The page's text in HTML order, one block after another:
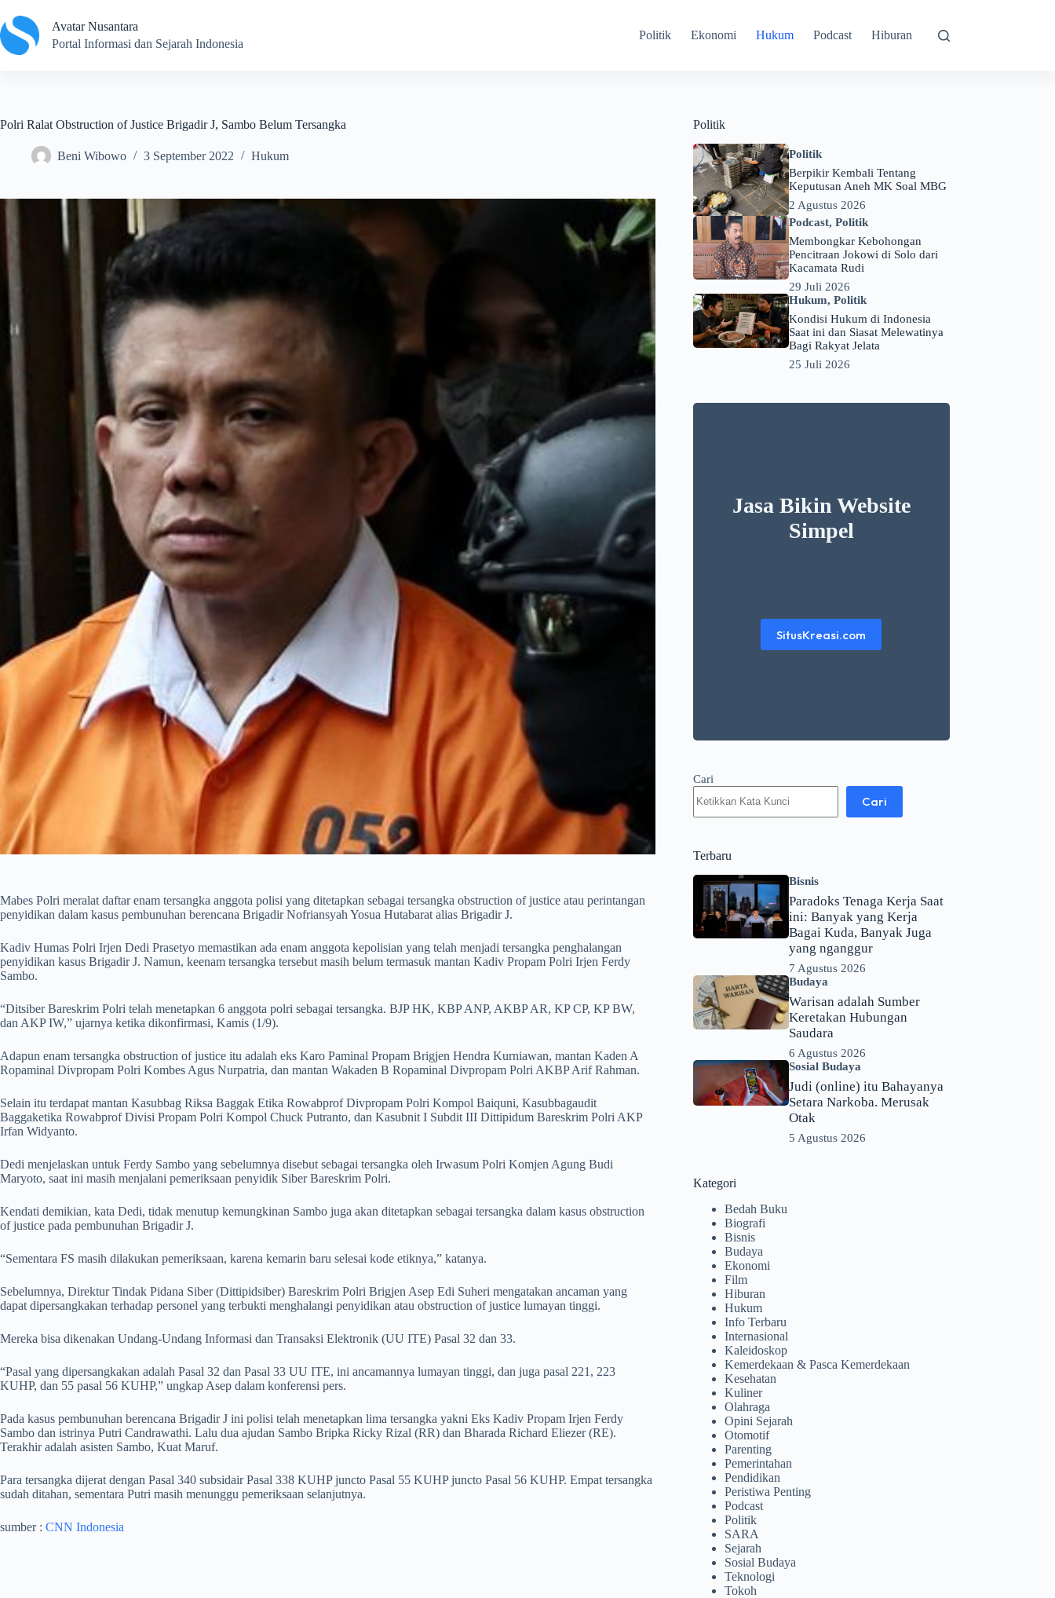
to
content
Avatar Nusantara
Portal Informasi dan Sejarah Indonesia
Politik Ekonomi Hukum Podcast Hiburan
Polri Ralat Obstruction of Justice Brigadir J, Sambo Belum Tersangka
Beni Wibowo 3 September 2022 Hukum
Mabes Polri meralat daftar enam tersangka anggota polisi yang ditetapkan sebagai tersangka obstruction of justice atau perintangan
penyidikan dalam kasus pembunuhan berencana Brigadir Nofriansyah Yosua Hutabarat alias Brigadir J.
Kadiv Humas Polri Irjen Dedi Prasetyo memastikan ada enam anggota kepolisian yang telah menjadi tersangka penghalangan
penyidikan kasus Brigadir J. Namun, keenam tersangka tersebut masih belum termasuk mantan Kadiv Propam Polri Irjen Ferdy
Sambo.
“Ditsiber Bareskrim Polri telah menetapkan 6 anggota polri sebagai tersangka. BJP HK, KBP ANP, AKBP AR, KP CP, KP BW,
dan AKP IW,” ujarnya ketika dikonfirmasi, Kamis (1/9).
Adapun enam tersangka obstruction of justice itu adalah eks Karo Paminal Propam Brigjen Hendra Kurniawan, mantan Kaden A
Ropaminal Divpropam Polri Kombes Agus Nurpatria, dan mantan Wakaden B Ropaminal Divpropam Polri AKBP Arif Rahman.
Selain itu terdapat mantan Kasubbag Riksa Baggak Etika Rowabprof Divpropam Polri Kompol Baiquni, Kasubbagaudit
Baggaketika Rowabprof Divisi Propam Polri Kompol Chuck Putranto, dan Kasubnit I Subdit III Dittipidum Bareskrim Polri AKP
Irfan Widyanto.
Dedi menjelaskan untuk Ferdy Sambo yang sebelumnya disebut sebagai tersangka oleh Irwasum Polri Komjen Agung Budi
Maryoto, saat ini masih menjalani pemeriksaan penyidik Siber Bareskrim Polri.
Kendati demikian, kata Dedi, tidak menutup kemungkinan Sambo juga akan ditetapkan sebagai tersangka dalam kasus obstruction
of justice pada pembunuhan Brigadir J.
“Sementara FS masih dilakukan pemeriksaan, karena kemarin baru selesai kode etiknya,” katanya.
Sebelumnya, Direktur Tindak Pidana Siber (Dittipidsiber) Bareskrim Polri Brigjen Asep Edi Suheri mengatakan ancaman yang
dapat dipersangkakan terhadap personel yang terbukti menghalangi penyidikan atau obstruction of justice lumayan tinggi.
Mereka bisa dikenakan Undang-Undang Informasi dan Transaksi Elektronik (UU ITE) Pasal 32 dan 33.
“Pasal yang dipersangkakan adalah Pasal 32 dan Pasal 33 UU ITE, ini ancamannya lumayan tinggi, dan juga pasal 221, 223
KUHP, dan 55 pasal 56 KUHP,” ungkap Asep dalam konferensi pers.
Pada kasus pembunuhan berencana Brigadir J ini polisi telah menetapkan lima tersangka yakni Eks Kadiv Propam Irjen Ferdy
Sambo dan istrinya Putri Candrawathi. Lalu dua ajudan Sambo Bripka Ricky Rizal (RR) dan Bharada Richard Eliezer (RE).
Terakhir adalah asisten Sambo, Kuat Maruf.
Para tersangka dijerat dengan Pasal 340 subsidair Pasal 338 KUHP juncto Pasal 55 KUHP juncto Pasal 56 KUHP. Empat tersangka
sudah ditahan, sementara Putri masih menunggu pemeriksaan selanjutnya.
sumber : CNN Indonesia
Politik
Politik
Berpikir Kembali Tentang
Keputusan Aneh MK Soal MBG
2 Agustus 2026
Podcast,Politik
Membongkar Kebohongan
Pencitraan Jokowi di Solo dari
Kacamata Rudi
29 Juli 2026
Hukum,Politik
Kondisi Hukum di Indonesia
Saat ini dan Siasat Melewatinya
Bagi Rakyat Jelata
25 Juli 2026
Jasa Bikin Website
Simpel
SitusKreasi.com
Cari
Cari
Terbaru
Bisnis
Paradoks Tenaga Kerja Saat
ini: Banyak yang Kerja
Bagai Kuda, Banyak Juga
yang nganggur
7 Agustus 2026
Budaya
Warisan adalah Sumber
Keretakan Hubungan
Saudara
6 Agustus 2026
Sosial Budaya
Judi (online) itu Bahayanya
Setara Narkoba. Merusak
Otak
5 Agustus 2026
Kategori
Bedah Buku
Biografi
Bisnis
Budaya
Ekonomi
Film
Hiburan
Hukum
Info Terbaru
Internasional
Kaleidoskop
Kemerdekaan & Pasca Kemerdekaan
Kesehatan
Kuliner
Olahraga
Opini Sejarah
Otomotif
Parenting
Pemerintahan
Pendidikan
Peristiwa Penting
Podcast
Politik
SARA
Sejarah
Sosial Budaya
Teknologi
Tokoh